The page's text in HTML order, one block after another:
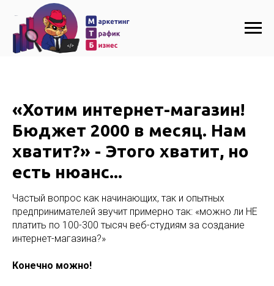
«Хотим интернет-магазин!
Бюджет 2000 в месяц. Нам
хватит?» - Этого хватит, но
есть нюанс...
Частый вопрос как начинающих, так и опытных
предпринимателей звучит примерно так: «можно ли НЕ
платить по 100-300 тысяч веб-студиям за создание
интернет-магазина?»
Конечно можно!